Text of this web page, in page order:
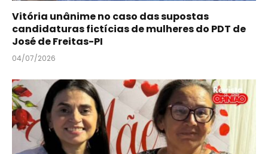
Vitória unânime no caso das supostas
candidaturas fictícias de mulheres do PDT de
José de Freitas-PI
04/07/2026